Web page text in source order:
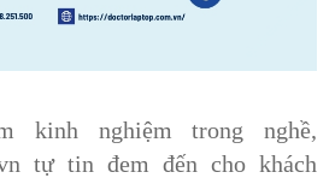
kinh nghiệm trong nghề,
tự tin đem đến cho khách